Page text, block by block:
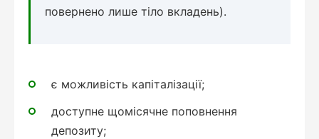
повернено лише тіло вкладень).
є можливість капіталізації;
доступне щомісячне поповнення
депозиту;